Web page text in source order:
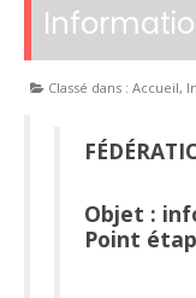
Classé dans : Accueil,
Objet :
Point